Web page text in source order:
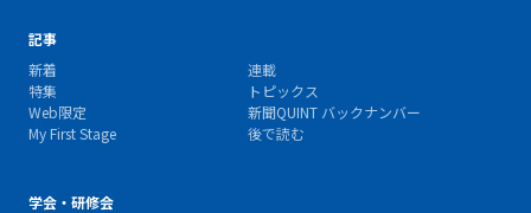
記事
新着
連載
特集
トピックス
Web限定
新聞QUINT バックナンバー
My First Stage
後で読む
学会・研修会